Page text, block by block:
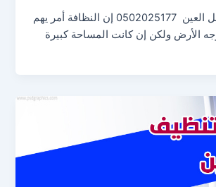
شركة تنظيف فلل العين 0502025177 إن النظافة أمر يهم
الأرض ولكن إن كانت المساحة كبيرة